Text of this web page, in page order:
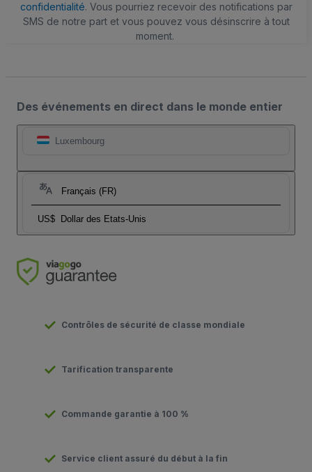
confidentialité. Vous pourriez recevoir des notifications par
SMS de notre part et vous pouvez vous désinscrire à tout
moment.
Des événements en direct dans le monde entier
Luxembourg
Français (FR)
US$ Dollar des Etats-Unis
Contrôles de sécurité de classe mondiale
Tarification transparente
Commande garantie à 100 %
Service client assuré du début à la fin